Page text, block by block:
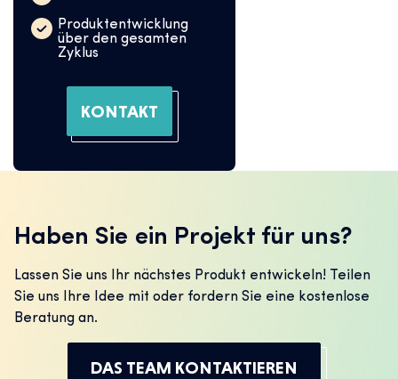
Produktentwicklung
über den gesamten
Zyklus
KONTAKT
Haben Sie ein Projekt für uns?
Lassen Sie uns Ihr nächstes Produkt entwickeln! Teilen
Sie uns Ihre Idee mit oder fordern Sie eine kostenlose
Beratung an.
DAS TEAM KONTAKTIEREN